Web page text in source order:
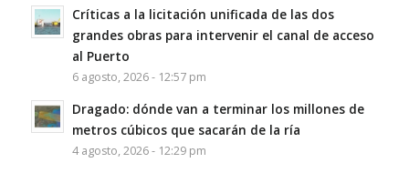
Críticas a la licitación unificada de las dos
grandes obras para intervenir el canal de acceso
al Puerto
6 agosto, 2026 - 12:57 pm
Dragado: dónde van a terminar los millones de
metros cúbicos que sacarán de la ría
4 agosto, 2026 - 12:29 pm